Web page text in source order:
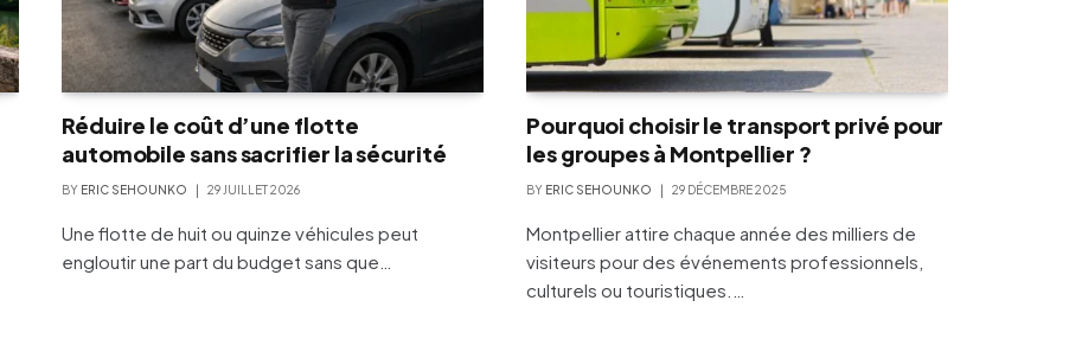
Réduire le coût d’une flotte
automobile sans sacrifier la sécurité
BY ERIC SEHOUNKO 29 JUILLET 2026
Une flotte de huit ou quinze véhicules peut
engloutir une part du budget sans que…
Pourquoi choisir le transport privé pour
les groupes à Montpellier ?
BY ERIC SEHOUNKO 29 DÉCEMBRE 2025
Montpellier attire chaque année des milliers de
visiteurs pour des événements professionnels,
culturels ou touristiques.…